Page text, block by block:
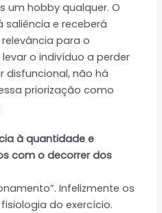
um hobby qualquer. O
saliência e receberá
para o
o indivíduo a perder
disfuncional, não há
priorização como
à quantidade e
com o decorrer dos
Infelizmente os
do exercício.